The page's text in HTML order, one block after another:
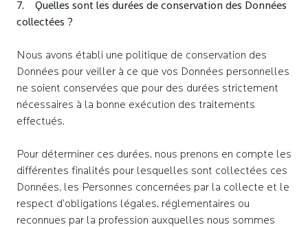
7. Quelles sont les durées de conservation des Données
collectées ?
Nous avons établi une politique de conservation des
Données pour veiller à ce que vos Données personnelles
ne soient conservées que pour des durées strictement
nécessaires à la bonne exécution des traitements
effectués.
Pour déterminer ces durées, nous prenons en compte les
différentes finalités pour lesquelles sont collectées ces
Données, les Personnes concernées par la collecte et le
respect d’obligations légales, réglementaires ou
reconnues par la profession auxquelles nous sommes